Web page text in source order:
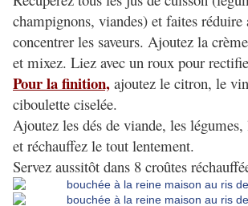
champignons, viandes) et faites réduire
concentrer les saveurs. Ajoutez la
et mixez. Liez avec un roux pour
Pour la finition, ajoutez le citron, le
ciboulette ciselée.
Ajoutez les dés de viande, les
et réchauffez le tout lentement.
Servez aussitôt dans 8 croûtes